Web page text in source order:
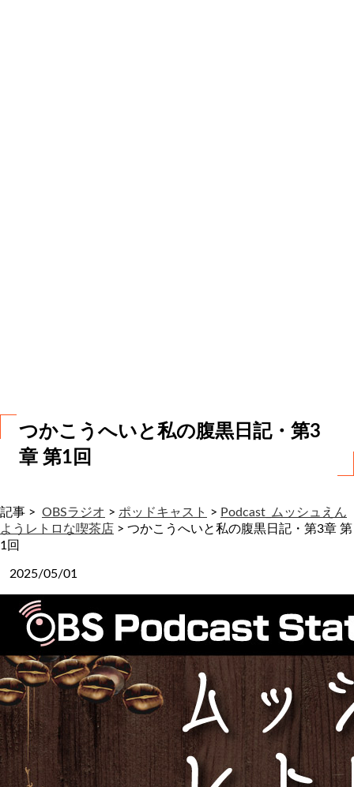
つかこうへいと私の腹黒日記・第3
章 第1回
記事 > OBSラジオ > ポッドキャスト > Podcast_ムッシュえん
ようレトロな喫茶店 > つかこうへいと私の腹黒日記・第3章 第
1回
2025/05/01